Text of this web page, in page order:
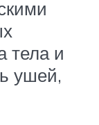
тела и
ушей,